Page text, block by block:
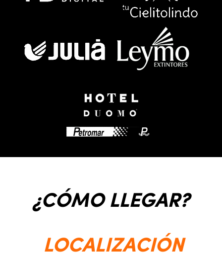
¿CÓMO LLEGAR?
LOCALIZACIÓN